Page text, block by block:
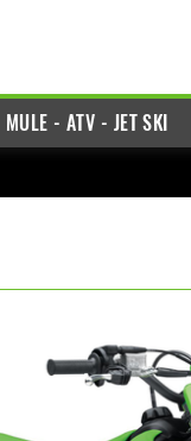
MULE - ATV - JET SKI